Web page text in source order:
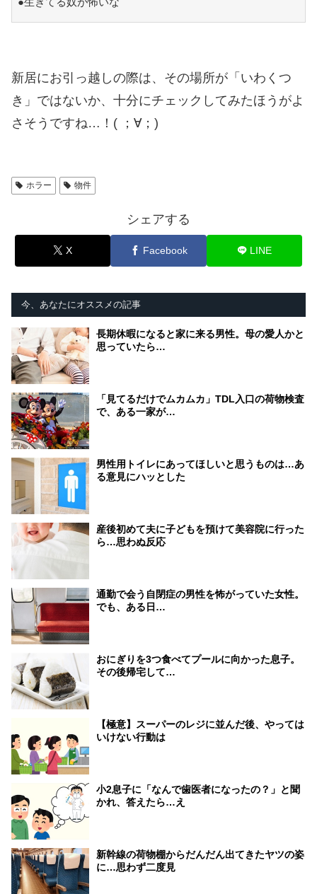
新居にお引っ越しの際は、その場所が「いわくつ
き」ではないか、十分にチェックしてみたほうがよ
さそうですね…！( ；∀；)
ホラー 物件
シェアする
X Facebook LINE
今、あなたにオススメの記事
長期休暇になると家に来る男性。母の愛人かと
思っていたら…
「見てるだけでムカムカ」TDL入口の荷物検査
で、ある一家が…
男性用トイレにあってほしいと思うものは…あ
る意見にハッとした
産後初めて夫に子どもを預けて美容院に行った
ら…思わぬ反応
通勤で会う自閉症の男性を怖がっていた女性。
でも、ある日…
おにぎりを3つ食べてプールに向かった息子。
その後帰宅して…
【極意】スーパーのレジに並んだ後、やっては
いけない行動は
小2息子に「なんで歯医者になったの？」と聞
かれ、答えたら…え
新幹線の荷物棚からだんだん出てきたヤツの姿
に…思わず二度見